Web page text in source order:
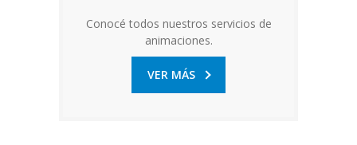
Conocé todos nuestros servicios de
animaciones.
VER MÁS